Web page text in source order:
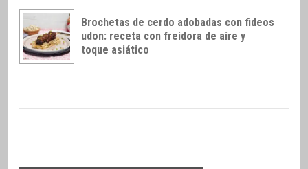
Brochetas de cerdo adobadas con fideos
udon: receta con freidora de aire y
toque asiático